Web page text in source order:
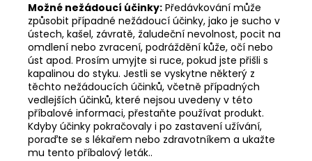
Možné nežádoucí účinky: Předávkování může
způsobit případné nežádoucí účinky, jako je sucho v
ústech, kašel, závratě, žaludeční nevolnost, pocit na
omdlení nebo zvracení, podráždění kůže, očí nebo
úst apod. Prosím umyjte si ruce, pokud jste přišli s
kapalinou do styku. Jestli se vyskytne některý z
těchto nežádoucích účinků, včetně případných
vedlejších účinků, které nejsou uvedeny v této
příbalové informaci, přestaňte používat produkt.
Kdyby účinky pokračovaly i po zastavení užívání,
poraďte se s lékařem nebo zdravotníkem a ukažte
mu tento příbalový leták..